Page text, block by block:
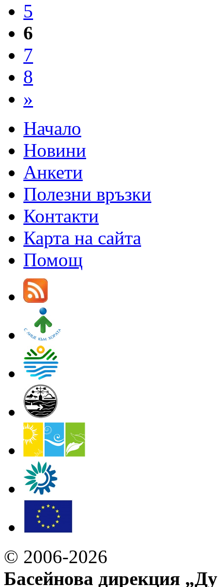
5
6
7
8
»
Начало
Новини
Анкети
Полезни връзки
Контакти
Карта на сайта
Помощ
© 2006-2026
Басейнова дирекция